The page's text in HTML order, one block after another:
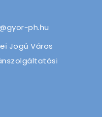
ph.hu
Jogú Város